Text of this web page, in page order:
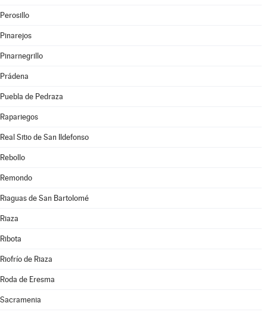
Perosillo
Pinarejos
Pinarnegrillo
Prádena
Puebla de Pedraza
Rapariegos
Real Sitio de San Ildefonso
Rebollo
Remondo
Riaguas de San Bartolomé
Riaza
Ribota
Riofrío de Riaza
Roda de Eresma
Sacramenia